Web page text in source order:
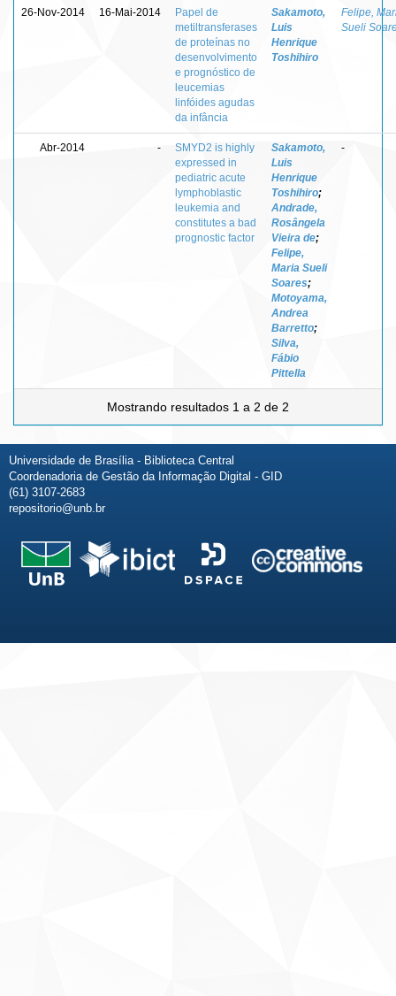
26-Nov-2014 16-Mai-2014
Papel de
metiltransferases
de proteínas no
desenvolvimento
e prognóstico de
leucemias
linfóides agudas
da infância
Sakamoto,
Luis
Henrique
Toshihiro
Felipe,
Sueli
Abr-2014 -
SMYD2 is highly
expressed in
pediatric acute
lymphoblastic
leukemia and
constitutes a bad
prognostic factor
Sakamoto,
Luis
Henrique
Toshihiro;
Andrade,
Rosângela
Vieira de;
Felipe,
Maria Sueli
Soares;
Motoyama,
Andrea
Barretto;
Silva,
Fábio
Pittella
-
Mostrando resultados 1 a 2 de 2
Universidade de Brasília - Biblioteca Central
Coordenadoria de Gestão da Informação Digital - GID
(61) 3107-2683
repositorio@unb.br